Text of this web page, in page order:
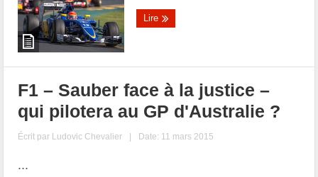
Lire
F1 – Sauber face à la justice –
qui pilotera au GP d'Australie ?
Écrit par Ludovic Chevalier | Date: 11 mars 2015
...